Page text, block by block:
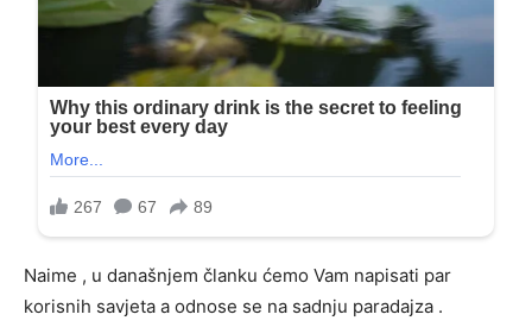
Naime , u današnjem članku ćemo Vam napisati par
korisnih savjeta a odnose se na sadnju paradajza .